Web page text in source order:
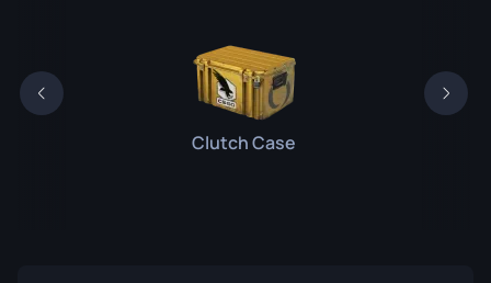
Clutch Case